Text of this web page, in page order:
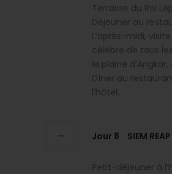
Terrasse du Roi
Déjeuner au
L’après-midi,
célèbre de tous
la plaine d’Angkor,
Dîner au
l’hôtel.
Jour 8 SIEM REAP
Petit-déjeuner à